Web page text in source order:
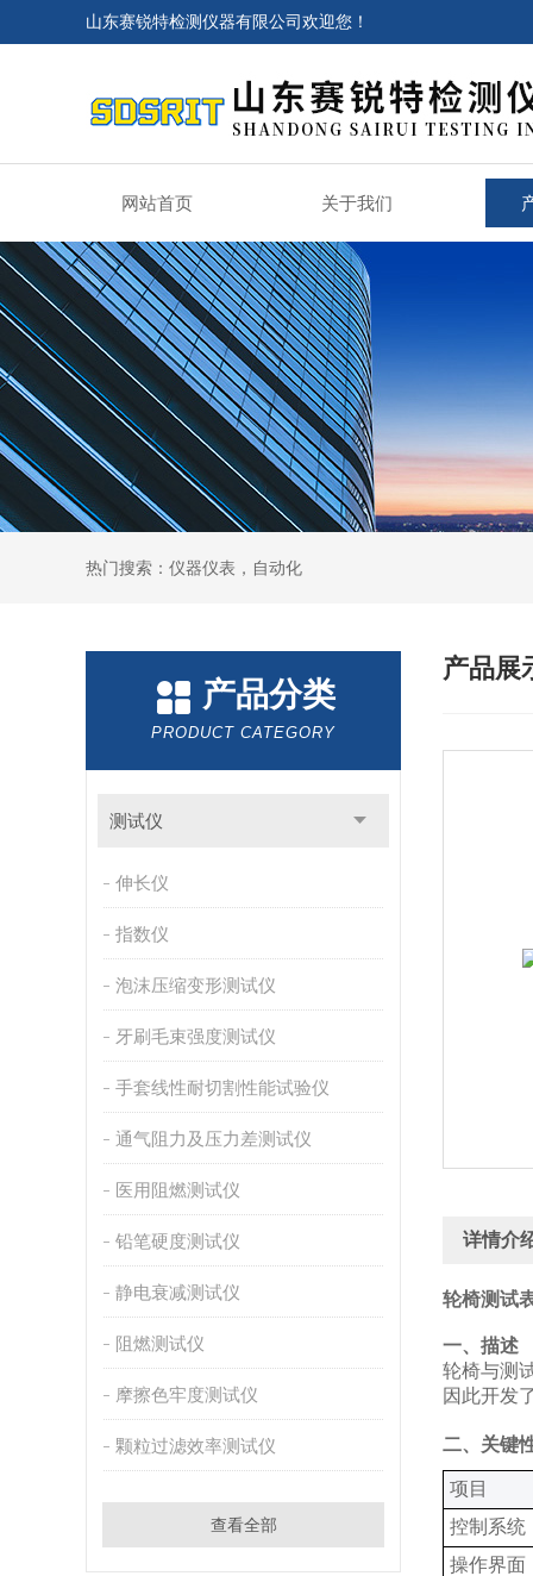
山东赛锐特检测仪器有限公司欢迎您！
网站首页 关于我们
热门搜索：仪器仪表，自动化
产品分类
PRODUCT CATEGORY
测试仪
伸长仪
指数仪
泡沫压缩变形测试仪
牙刷毛束强度测试仪
手套线性耐切割性能试验仪
通气阻力及压力差测试仪
医用阻燃测试仪
铅笔硬度测试仪
静电衰减测试仪
阻燃测试仪
摩擦色牢度测试仪
颗粒过滤效率测试仪
查看全部
产品展
详情介
轮椅测试
一、描述
轮椅与测
因此开发
二、关键
‌项目‌
控制系统‌
操作界面‌